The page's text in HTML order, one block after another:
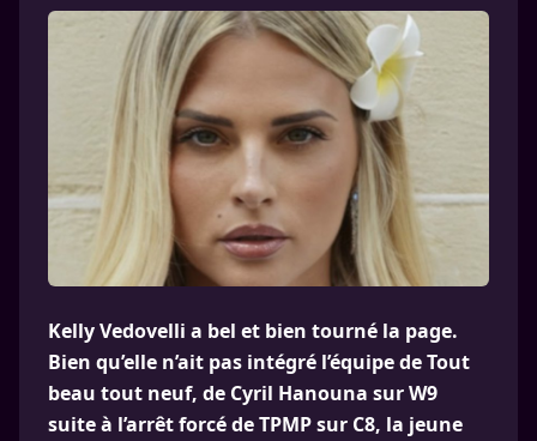
Kelly Vedovelli a bel et bien tourné la page.
Bien qu’elle n’ait pas intégré l’équipe de Tout
beau tout neuf, de Cyril Hanouna sur W9
suite à l’arrêt forcé de TPMP sur C8, la jeune